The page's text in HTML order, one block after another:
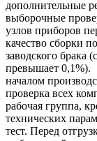
дополнительные
выборочные
узлов приборов
качество сборки
заводского брака
превышает 0,1%).
началом
проверка всех
рабочая группа,
технических
тест. Перед